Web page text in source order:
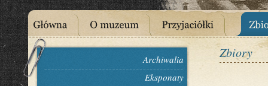
Archiwalia
Eksponaty
Zbiory